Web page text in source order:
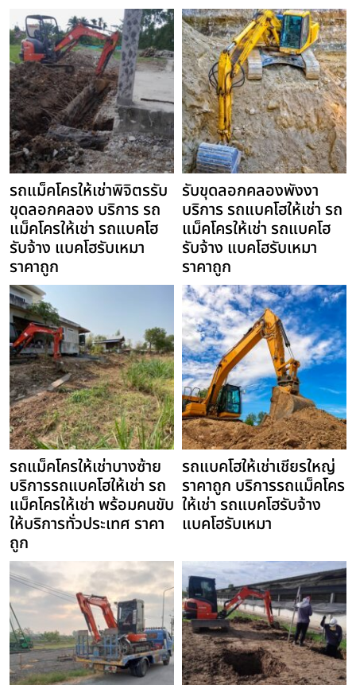
รถแม็คโครให้เช่าพิจิตรรับ
ขุดลอกคลอง บริการ รถ
แม็คโครให้เช่า รถแบคโฮ
รับจ้าง แบคโฮรับเหมา
ราคาถูก
รับขุดลอกคลองพังงา
บริการ รถแบคโฮให้เช่า รถ
แม็คโครให้เช่า รถแบคโฮ
รับจ้าง แบคโฮรับเหมา
ราคาถูก
รถแม็คโครให้เช่าบางซ้าย
บริการรถแบคโฮให้เช่า รถ
แม็คโครให้เช่า พร้อมคนขับ
ให้บริการทั่วประเทศ ราคา
ถูก
รถแบคโฮให้เช่าเชียรใหญ่
ราคาถูก บริการรถแม็คโคร
ให้เช่า รถแบคโฮรับจ้าง
แบคโฮรับเหมา